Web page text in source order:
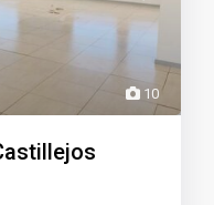
10